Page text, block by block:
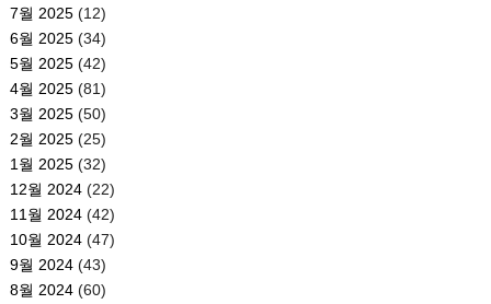
7월 2025(12)
6월 2025(34)
5월 2025(42)
4월 2025(81)
3월 2025(50)
2월 2025(25)
1월 2025(32)
12월 2024(22)
11월 2024(42)
10월 2024(47)
9월 2024(43)
8월 2024(60)